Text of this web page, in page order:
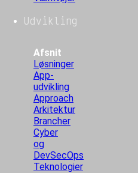
Udvikling
Afsnit
Løsninger
App-
udvikling
Approach
Arkitektur
Brancher
Cyber
og
DevSecOps
Teknologier